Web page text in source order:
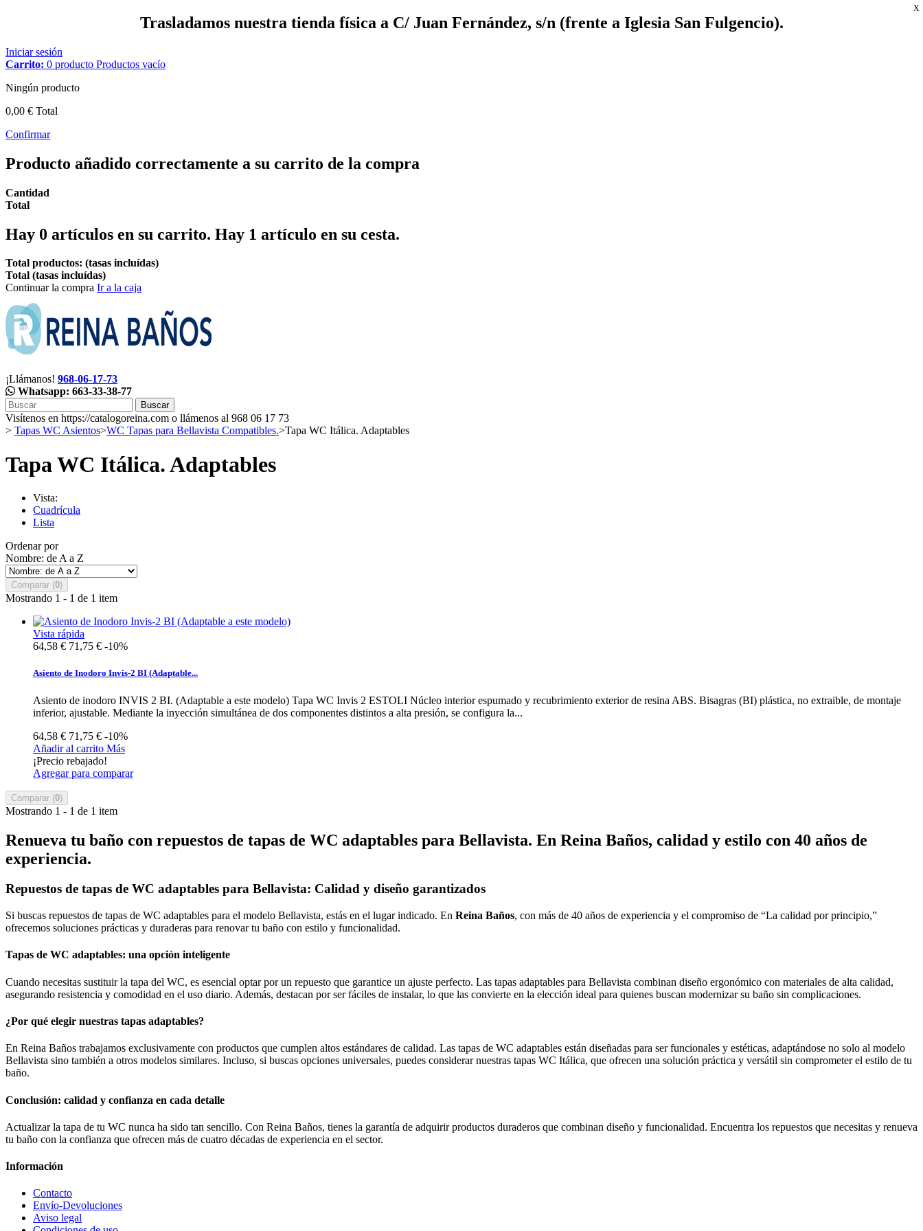
Trasladamos nuestra tienda física a C/ Juan Fernández, s/n (frente a Iglesia San Fulgencio).
X
Iniciar sesión
Carrito: 0 producto Productos vacío
Ningún producto
0,00 € Total
Confirmar
Producto añadido correctamente a su carrito de la compra
Cantidad
Total
Hay 0 artículos en su carrito. Hay 1 artículo en su cesta.
Total productos: (tasas incluídas)
Total (tasas incluídas)
Continuar la compra Ir a la caja
¡Llámanos! 968-06-17-73
Whatsapp: 663-33-38-77
Buscar
Visítenos en https://catalogoreina.com o llámenos al 968 06 17 73
> Tapas WC Asientos>WC Tapas para Bellavista Compatibles.>Tapa WC Itálica. Adaptables
Tapa WC Itálica. Adaptables
Vista:
Cuadrícula
Lista
Ordenar por
Nombre: de A a Z
Comparar (0)
Mostrando 1 - 1 de 1 item
Vista rápida
64,58 € 71,75 € -10%
Asiento de Inodoro Invis-2 BI (Adaptable...
Asiento de inodoro INVIS 2 BI. (Adaptable a este modelo) Tapa WC Invis 2 ESTOLI Núcleo interior espumado y recubrimiento exterior de resina ABS. Bisagras (BI) plástica, no extraible, de montaje
inferior, ajustable. Mediante la inyección simultánea de dos componentes distintos a alta presión, se configura la...
64,58 € 71,75 € -10%
Añadir al carrito Más
¡Precio rebajado!
Agregar para comparar
Comparar (0)
Mostrando 1 - 1 de 1 item
Renueva tu baño con repuestos de tapas de WC adaptables para Bellavista. En Reina Baños, calidad y estilo con 40 años de
experiencia.
Repuestos de tapas de WC adaptables para Bellavista: Calidad y diseño garantizados
Si buscas repuestos de tapas de WC adaptables para el modelo Bellavista, estás en el lugar indicado. En Reina Baños, con más de 40 años de experiencia y el compromiso de “La calidad por principio,”
ofrecemos soluciones prácticas y duraderas para renovar tu baño con estilo y funcionalidad.
Tapas de WC adaptables: una opción inteligente
Cuando necesitas sustituir la tapa del WC, es esencial optar por un repuesto que garantice un ajuste perfecto. Las tapas adaptables para Bellavista combinan diseño ergonómico con materiales de alta calidad,
asegurando resistencia y comodidad en el uso diario. Además, destacan por ser fáciles de instalar, lo que las convierte en la elección ideal para quienes buscan modernizar su baño sin complicaciones.
¿Por qué elegir nuestras tapas adaptables?
En Reina Baños trabajamos exclusivamente con productos que cumplen altos estándares de calidad. Las tapas de WC adaptables están diseñadas para ser funcionales y estéticas, adaptándose no solo al modelo
Bellavista sino también a otros modelos similares. Incluso, si buscas opciones universales, puedes considerar nuestras tapas WC Itálica, que ofrecen una solución práctica y versátil sin comprometer el estilo de tu
baño.
Conclusión: calidad y confianza en cada detalle
Actualizar la tapa de tu WC nunca ha sido tan sencillo. Con Reina Baños, tienes la garantía de adquirir productos duraderos que combinan diseño y funcionalidad. Encuentra los repuestos que necesitas y renueva
tu baño con la confianza que ofrecen más de cuatro décadas de experiencia en el sector.
Información
Contacto
Envío-Devoluciones
Aviso legal